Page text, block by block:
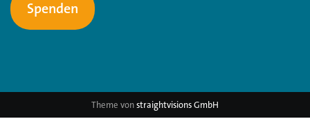
Spenden
Theme vonstraightvisions GmbH